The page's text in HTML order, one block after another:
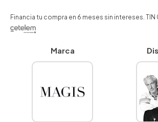
Financia tu compra en 6 meses sin intereses. TIN
Marca